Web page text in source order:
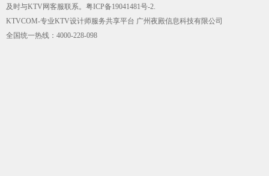
及时与KTV网客服联系。 粤ICP备19041481号-2.
KTVCOM-专业KTV设计师服务共享平台 广州夜殿信息科技有限公司
全国统一热线：4000-228-098